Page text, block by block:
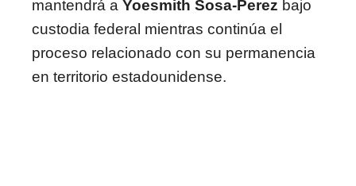
mantendrá a Yoesmith Sosa-Perez bajo
custodia federal mientras continúa el
proceso relacionado con su permanencia
en territorio estadounidense.